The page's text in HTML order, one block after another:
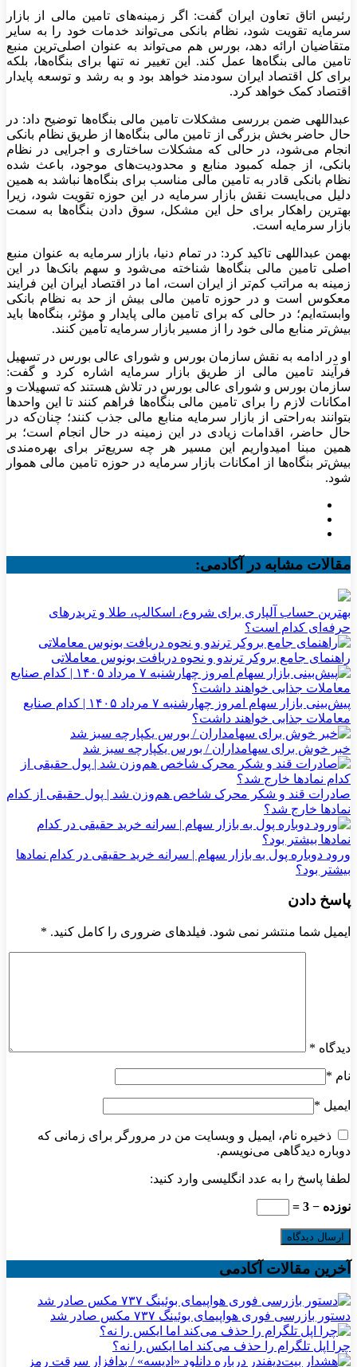
رئیس اتاق تعاون ایران گفت: اگر زمینه‌های تامین مالی از بازار
سرمایه تقویت شود، نظام بانکی می‌تواند خدمات خود را به سایر
متقاضیان ارائه دهد، بورس هم می‌تواند به عنوان اصلی‌ترین منبع
تامین مالی بنگاه‌ها عمل کند. این تغییر نه تنها برای بنگاه‌ها، بلکه
برای کل اقتصاد ایران سودمند خواهد بود و به رشد و توسعه پایدار
اقتصاد کمک خواهد کرد.
عبداللهی ضمن بررسی مشکلات تامین مالی بنگاه‌ها توضیح داد: در
حال حاضر بخش بزرگی از تامین مالی بنگاه‌ها از طریق نظام بانکی
انجام می‌شود، در حالی که مشکلات ساختاری و اجرایی در نظام
بانکی، از جمله کمبود منابع و محدودیت‌های موجود، باعث شده
نظام بانکی قادر به تامین مالی مناسب برای بنگاه‌ها نباشد به همین
دلیل می‌بایست نقش بازار سرمایه در این حوزه تقویت شود، زیرا
بهترین راهکار برای حل این مشکل، سوق دادن بنگاه‌ها به سمت
بازار سرمایه است.
بهمن عبداللهی تاکید کرد: در تمام دنیا، بازار سرمایه به عنوان منبع
اصلی تامین مالی بنگاه‌ها شناخته می‌شود و سهم بانک‌ها در این
زمینه به مراتب کم‌تر از ایران است، اما در اقتصاد ایران این فرایند
معکوس است و در حوزه تامین مالی بیش از حد به نظام بانکی
وابسته‌ایم؛ در حالی که برای تامین مالی پایدار و مؤثر، بنگاه‌ها باید
بیش‌تر منابع مالی خود را از مسیر بازار سرمایه تأمین کنند.
او در ادامه به نقش سازمان بورس و شورای عالی بورس در تسهیل
فرآیند تامین مالی از طریق بازار سرمایه اشاره کرد و گفت:
سازمان بورس و شورای عالی بورس در تلاش هستند که تسهیلات و
امکانات لازم را برای تامین مالی بنگاه‌ها فراهم کنند تا این واحد‌ها
بتوانند به‌راحتی از بازار سرمایه منابع مالی جذب کنند؛ چنان‌که در
حال حاضر، اقدامات زیادی در این زمینه در حال انجام است؛ بر
همین مبنا امیدواریم این مسیر هر چه سریع‌تر برای بهره‌مندی
بیش‌تر بنگاه‌ها از امکانات بازار سرمایه در حوزه تامین مالی هموار
شود.
مقالات مشابه در آکادمی:
بهترین حساب آلپاری برای شروع، اسکالپ، طلا و تریدرهای
حرفه‌ای کدام است؟
راهنمای جامع بروکر ترندو و نحوه دریافت بونوس معاملاتی
پیش‌بینی بازار سهام امروز چهارشنبه ۷ مرداد ۱۴۰۵ | کدام صنایع
معاملات جذابی خواهند داشت؟
خبر خوش برای سهامداران / بورس یکپارچه سبز شد
صادرات قند و شکر محرک شاخص هم‌وزن شد | پول حقیقی از کدام
نماد‌ها خارج شد؟
ورود دوباره پول به بازار سهام | سرانه خرید حقیقی در کدام نماد‌ها
بیشتر بود؟
پاسخ دادن
ایمیل شما منتشر نمی شود. فیلدهای ضروری را کامل کنید. *
دیدگاه *
نام *
ایمیل *
ذخیره نام، ایمیل و وبسایت من در مرورگر برای زمانی که
دوباره دیدگاهی می‌نویسم.
لطفا پاسخ را به عدد انگلیسی وارد کنید:
نوزده − 3 =
آخرین مقالات آکادمی
دستور بازرسی فوری هواپیمای بوئینگ ۷۳۷ مکس صادر شد
چرا اپل تلگرام را حذف می‌کند اما ایکس را نه؟